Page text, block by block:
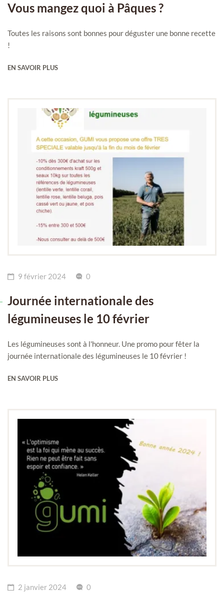
Vous mangez quoi à Pâques ?
Toutes les raisons sont bonnes pour déguster une bonne recette
!
EN SAVOIR PLUS
9 février 2024 0
Journée internationale des
légumineuses le 10 février
Les légumineuses sont à l'honneur. Une promo pour fêter la
journée internationale des légumineuses le 10 février !
EN SAVOIR PLUS
2 janvier 2024 0